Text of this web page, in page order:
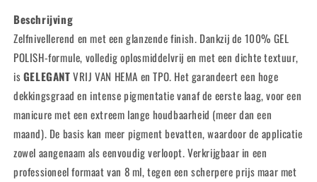
Beschrijving
Zelfnivellerend en met een glanzende finish. Dankzij de 100% GEL
POLISH-formule, volledig oplosmiddelvrij en met een dichte textuur,
isGELEGANTVRIJ VAN HEMA en TPO. Het garandeert een hoge
dekkingsgraad en intense pigmentatie vanaf de eerste laag, voor een
manicure met een extreem lange houdbaarheid (meer dan een
maand). De basis kan meer pigment bevatten, waardoor de applicatie
zowel aangenaam als eenvoudig verloopt. Verkrijgbaar in een
professioneel formaat van 8 ml, tegen een scherpere prijs maar met